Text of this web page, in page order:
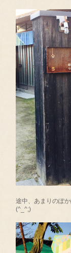
途中、あまりのぽ
(^_^;)